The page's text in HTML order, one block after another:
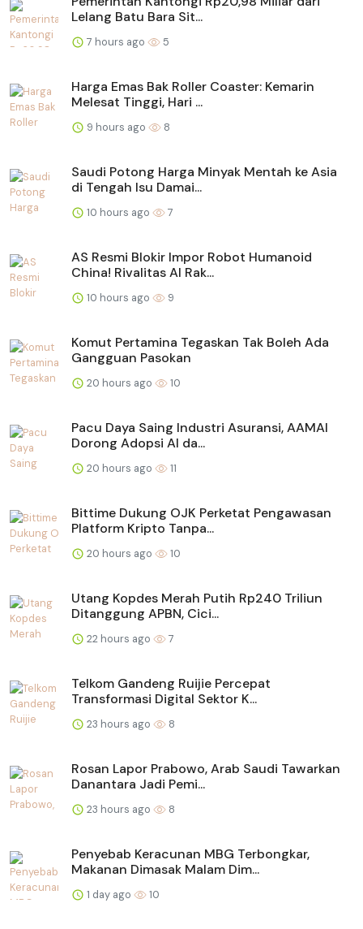
Lelang Batu Bara Sit...
7 hours ago 5
Harga Emas Bak Roller Coaster: Kemarin
Melesat Tinggi, Hari ...
9 hours ago 8
Saudi Potong Harga Minyak Mentah ke Asia
di Tengah Isu Damai...
10 hours ago 7
AS Resmi Blokir Impor Robot Humanoid
China! Rivalitas AI Rak...
10 hours ago 9
Komut Pertamina Tegaskan Tak Boleh Ada
Gangguan Pasokan
20 hours ago 10
Pacu Daya Saing Industri Asuransi, AAMAI
Dorong Adopsi AI da...
20 hours ago 11
Bittime Dukung OJK Perketat Pengawasan
Platform Kripto Tanpa...
20 hours ago 10
Utang Kopdes Merah Putih Rp240 Triliun
Ditanggung APBN, Cici...
22 hours ago 7
Telkom Gandeng Ruijie Percepat
Transformasi Digital Sektor K...
23 hours ago 8
Rosan Lapor Prabowo, Arab Saudi Tawarkan
Danantara Jadi Pemi...
23 hours ago 8
Penyebab Keracunan MBG Terbongkar,
Makanan Dimasak Malam Dim...
1 day ago 10